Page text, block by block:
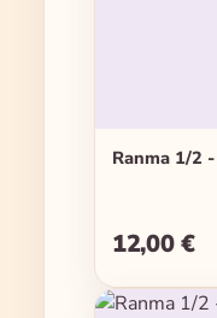
Ranma 1/2
Regulärer
12,00 €